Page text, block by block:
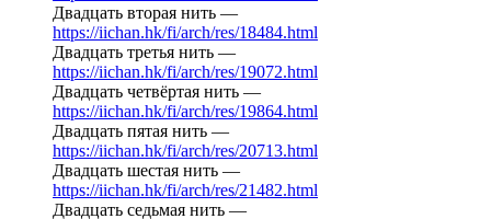
Двадцать вторая нить —
https://iichan.hk/fi/arch/res/18484.html
Двадцать третья нить —
https://iichan.hk/fi/arch/res/19072.html
Двадцать четвёртая нить —
https://iichan.hk/fi/arch/res/19864.html
Двадцать пятая нить —
https://iichan.hk/fi/arch/res/20713.html
Двадцать шестая нить —
https://iichan.hk/fi/arch/res/21482.html
Двадцать седьмая нить —